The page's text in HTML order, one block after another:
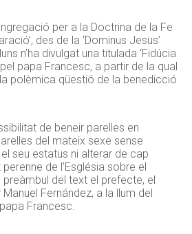
per a la Doctrina de la Fe
des de la ‘Dominus Jesus’
n’ha divulgat una titulada ‘Fidúcia
papa Francesc, a partir de la qual
polèmica qüestió de la benedicció
de beneir parelles en
del mateix sexe sense
seu estatus ni alterar de cap
de l’Església sobre el
preàmbul del text el prefecte, el
Fernández, a la llum del
Francesc.